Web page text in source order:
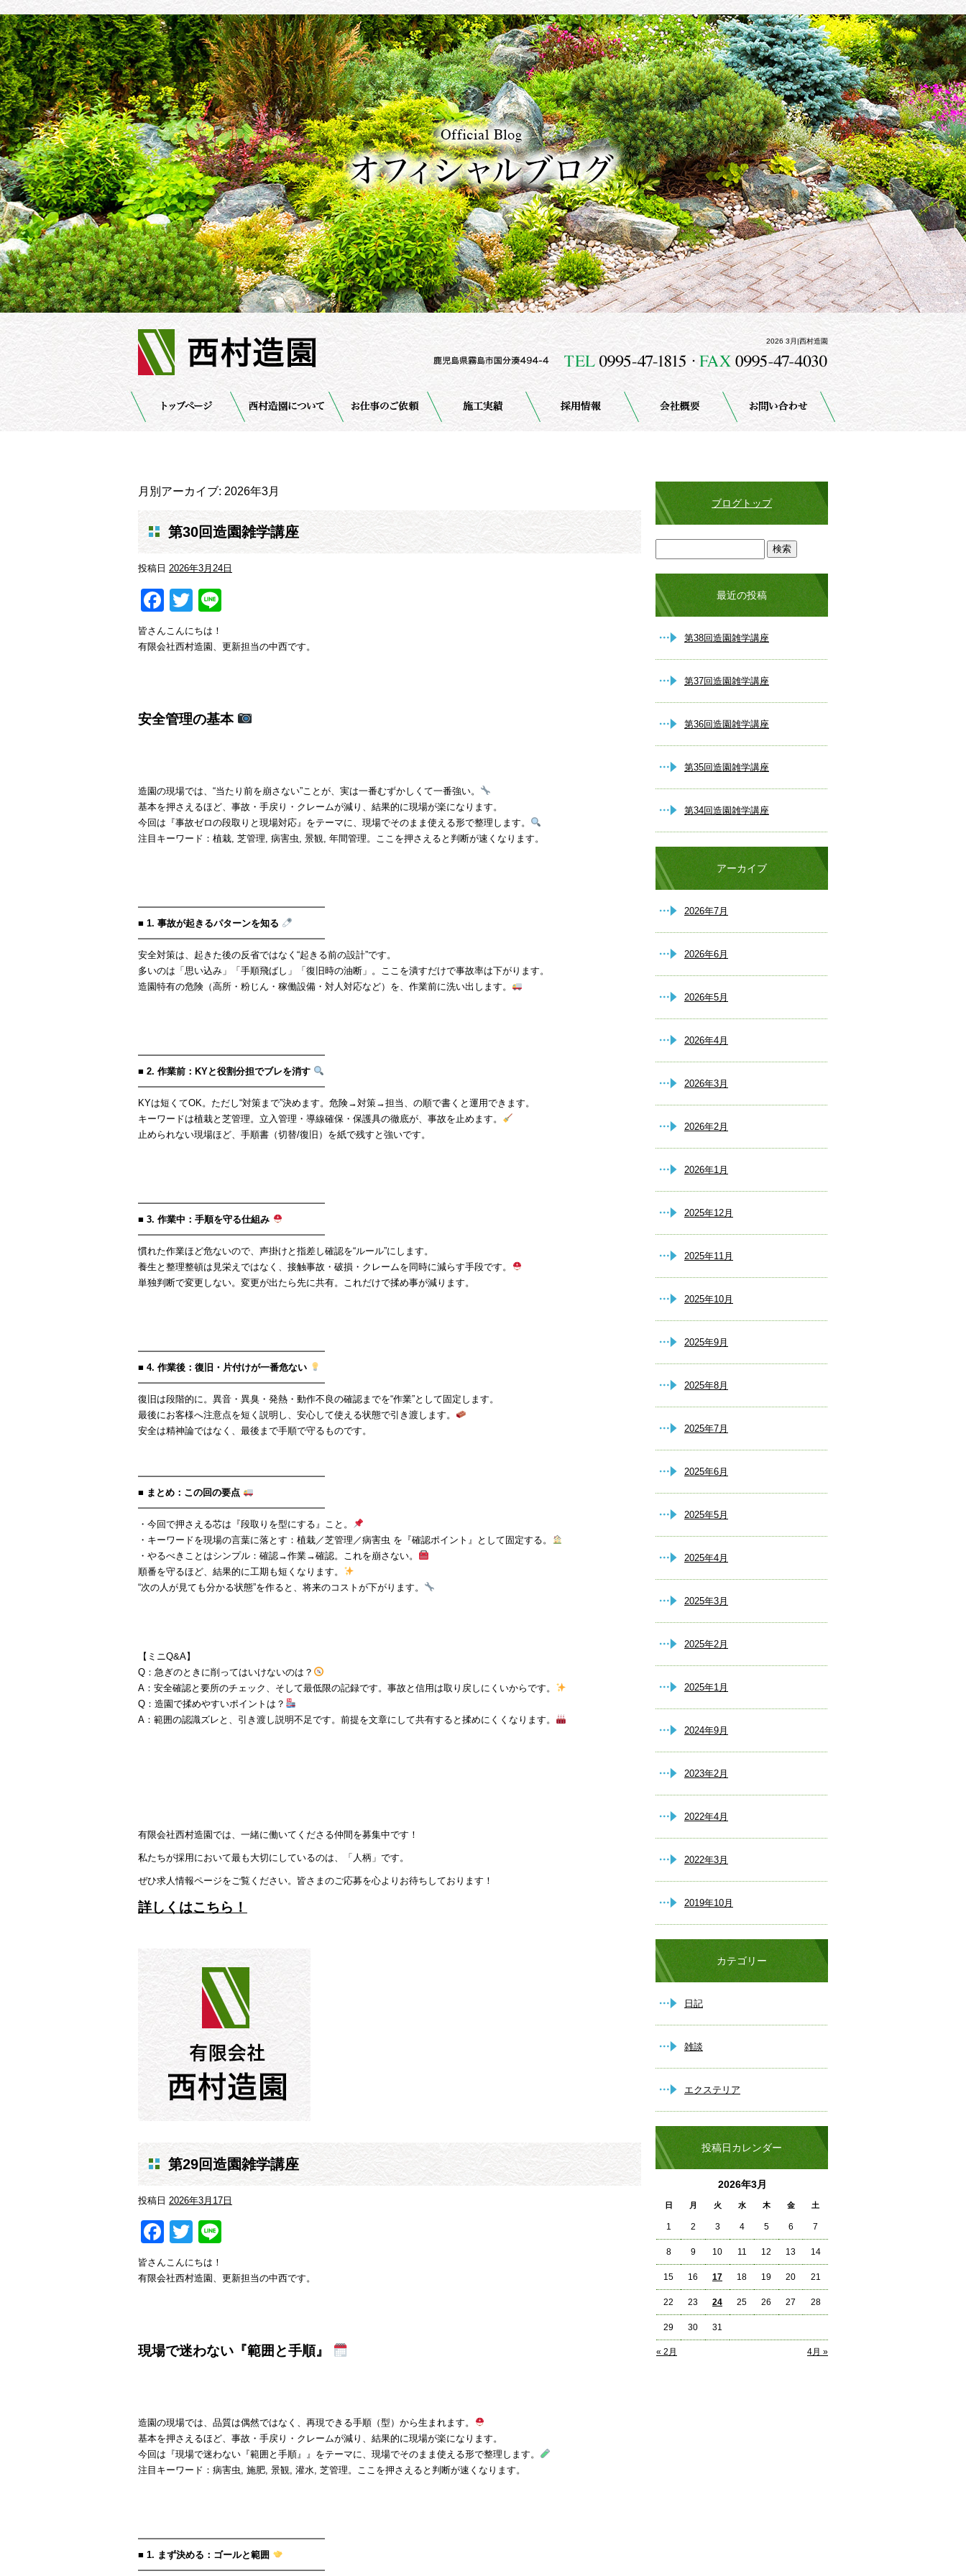
2026 3月|西村造園
月別アーカイブ: 2026年3月
第30回造園雑学講座
投稿日 2026年3月24日
Facebook
Twitter
皆さんこんにちは！
有限会社西村造園、更新担当の中西です。
安全管理の基本
造園の現場では、“当たり前を崩さない”ことが、実は一番むずかしくて一番強い。
基本を押さえるほど、事故・手戻り・クレームが減り、結果的に現場が楽になります。
今回は『事故ゼロの段取りと現場対応』をテーマに、現場でそのまま使える形で整理します。
注目キーワード：植栽, 芝管理, 病害虫, 景観, 年間管理。ここを押さえると判断が速くなります。
━━━━━━━━━━━━━━━━━━━━
■ 1. 事故が起きるパターンを知る
━━━━━━━━━━━━━━━━━━━━
安全対策は、起きた後の反省ではなく“起きる前の設計”です。
多いのは「思い込み」「手順飛ばし」「復旧時の油断」。ここを潰すだけで事故率は下がります。
造園特有の危険（高所・粉じん・稼働設備・対人対応など）を、作業前に洗い出します。
━━━━━━━━━━━━━━━━━━━━
■ 2. 作業前：KYと役割分担でブレを消す
━━━━━━━━━━━━━━━━━━━━
KYは短くてOK。ただし“対策まで”決めます。危険→対策→担当、の順で書くと運用できます。
キーワードは植栽と芝管理。立入管理・導線確保・保護具の徹底が、事故を止めます。
止められない現場ほど、手順書（切替/復旧）を紙で残すと強いです。
━━━━━━━━━━━━━━━━━━━━
■ 3. 作業中：手順を守る仕組み
━━━━━━━━━━━━━━━━━━━━
慣れた作業ほど危ないので、声掛けと指差し確認を“ルール”にします。
養生と整理整頓は見栄えではなく、接触事故・破損・クレームを同時に減らす手段です。
単独判断で変更しない。変更が出たら先に共有。これだけで揉め事が減ります。
━━━━━━━━━━━━━━━━━━━━
■ 4. 作業後：復旧・片付けが一番危ない
━━━━━━━━━━━━━━━━━━━━
復旧は段階的に。異音・異臭・発熱・動作不良の確認までを“作業”として固定します。
最後にお客様へ注意点を短く説明し、安心して使える状態で引き渡します。
安全は精神論ではなく、最後まで手順で守るものです。
━━━━━━━━━━━━━━━━━━━━
■ まとめ：この回の要点
━━━━━━━━━━━━━━━━━━━━
・今回で押さえる芯は『段取りを型にする』こと。
・キーワードを現場の言葉に落とす：植栽／芝管理／病害虫 を『確認ポイント』として固定する。
・やるべきことはシンプル：確認→作業→確認。これを崩さない。
順番を守るほど、結果的に工期も短くなります。
“次の人が見ても分かる状態”を作ると、将来のコストが下がります。
【ミニQ&A】
Q：急ぎのときに削ってはいけないのは？
A：安全確認と要所のチェック、そして最低限の記録です。事故と信用は取り戻しにくいからです。
Q：造園で揉めやすいポイントは？
A：範囲の認識ズレと、引き渡し説明不足です。前提を文章にして共有すると揉めにくくなります。
有限会社西村造園では、一緒に働いてくださる仲間を募集中です！
私たちが採用において最も大切にしているのは、「人柄」です。
ぜひ求人情報ページをご覧ください。皆さまのご応募を心よりお待ちしております！
詳しくはこちら！
第29回造園雑学講座
投稿日 2026年3月17日
Facebook
Twitter
皆さんこんにちは！
有限会社西村造園、更新担当の中西です。
現場で迷わない『範囲と手順』
造園の現場では、品質は偶然ではなく、再現できる手順（型）から生まれます。
基本を押さえるほど、事故・手戻り・クレームが減り、結果的に現場が楽になります。
今回は『現場で迷わない『範囲と手順』』をテーマに、現場でそのまま使える形で整理します。
注目キーワード：病害虫, 施肥, 景観, 灌水, 芝管理。ここを押さえると判断が速くなります。
━━━━━━━━━━━━━━━━━━━━
■ 1. まず決める：ゴールと範囲
━━━━━━━━━━━━━━━━━━━━
ブログトップ
最近の投稿
第38回造園雑学講座
第37回造園雑学講座
第36回造園雑学講座
第35回造園雑学講座
第34回造園雑学講座
アーカイブ
2026年7月
2026年6月
2026年5月
2026年4月
2026年3月
2026年2月
2026年1月
2025年12月
2025年11月
2025年10月
2025年9月
2025年8月
2025年7月
2025年6月
2025年5月
2025年4月
2025年3月
2025年2月
2025年1月
2024年9月
2023年2月
2022年4月
2022年3月
2019年10月
カテゴリー
日記
雑談
エクステリア
投稿日カレンダー
2026年3月
日 月 火 水 木 金 土
« 2月 4月 »
1 2 3 4 5 6 7
8 9 10 11 12 13 14
15 16 17 18 19 20 21
22 23 24 25 26 27 28
29 30 31